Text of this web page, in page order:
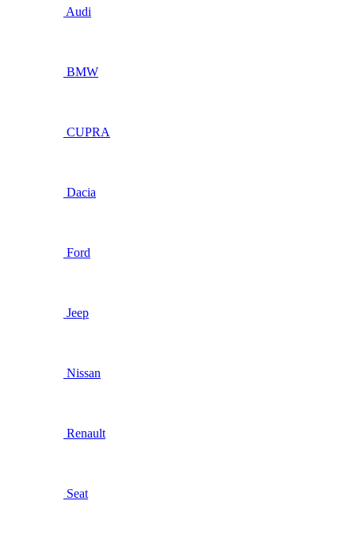
Audi
BMW
CUPRA
Dacia
Ford
Jeep
Nissan
Renault
Seat